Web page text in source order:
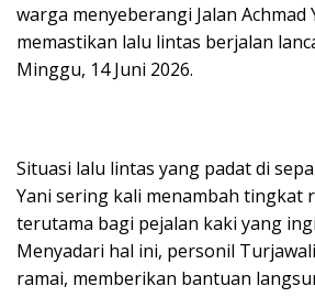
warga menyeberangi Jalan Achmad
memastikan lalu lintas berjalan
Minggu, 14 Juni 2026.
Situasi lalu lintas yang padat di
Yani sering kali menambah tingkat
terutama bagi pejalan kaki yang
Menyadari hal ini, personil
ramai, memberikan bantuan